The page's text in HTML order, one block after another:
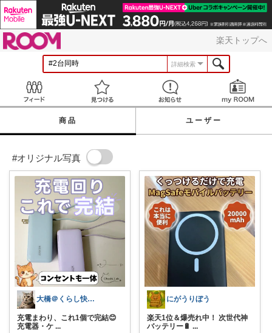
楽天トップへ
詳細検索
見つける お知らせ
商品 ユーザー
#オリジナル写真
大橋＠くらし快適LAB🌿
充電まわり、これ1個で完結😊
充電器・ケ ...
にがうりぼう
楽天1位＆爆売れ中！ 次世代神
バッテリー🔋 ...